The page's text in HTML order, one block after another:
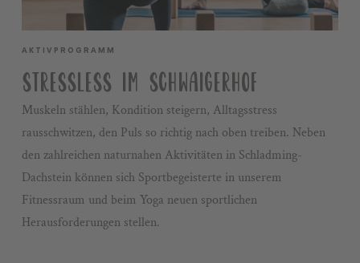
AKTIVPROGRAMM
STRESSLESS IM SCHWAIGERHOF
Muskeln stählen, Kondition steigern, Alltagsstress
rausschwitzen, den Puls so richtig nach oben treiben. Neben
den zahlreichen naturnahen Aktivitäten in Schladming-
Dachstein können sich Sportbegeisterte in unserem
Fitnessraum und beim Yoga neuen sportlichen
Herausforderungen stellen.